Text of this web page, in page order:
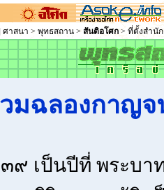
ศาสนา > พุทธสถาน > สันติอโศก > ที่ตั้งสำนั
มฉลองกาญจ
๙ เป็นปีที่ พระบา